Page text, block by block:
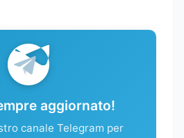
aggiornato!
canale Telegram per